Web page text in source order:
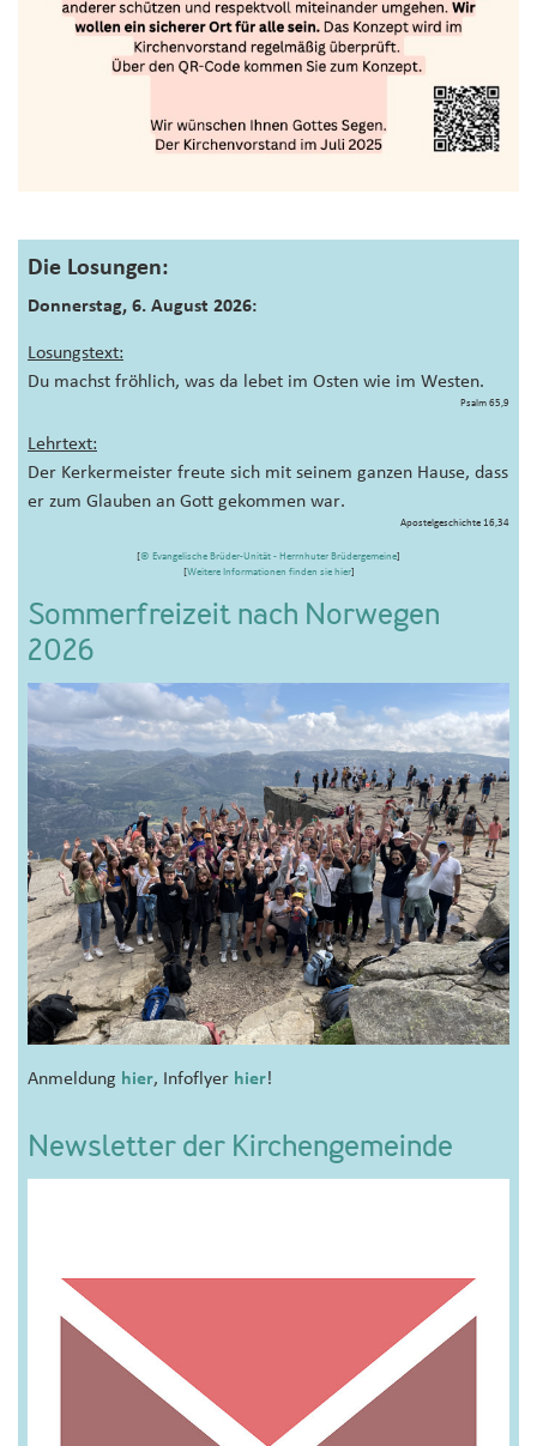
Die Losungen:
Donnerstag, 6. August 2026:
Losungstext:
Du machst fröhlich, was da lebet im Osten wie im Westen.
Psalm 65,9
Lehrtext:
Der Kerkermeister freute sich mit seinem ganzen Hause, dass
er zum Glauben an Gott gekommen war.
Apostelgeschichte 16,34
[© Evangelische Brüder-Unität - Herrnhuter Brüdergemeine]
[Weitere Informationen finden sie hier]
Sommerfreizeit nach Norwegen
2026
Anmeldung hier, Infoflyer hier!
Newsletter der Kirchengemeinde